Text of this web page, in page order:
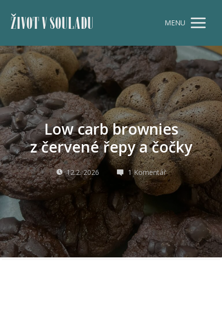
ŽIVOT V SOULADU MENU
Low carb brownies
z červené řepy a čočky
12.2. 2026 1 Komentář